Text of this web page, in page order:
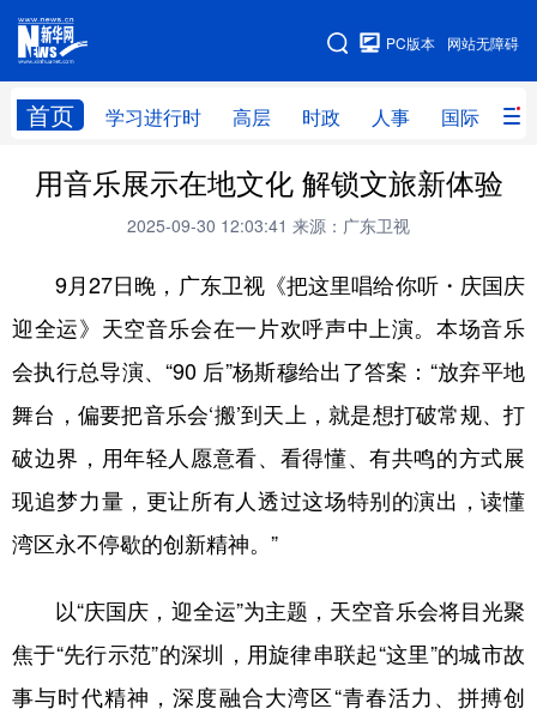
网站无障碍
PC版本
首页 学习进行时 高层 时政 人事 国际 财
网站地图
学习进行时 高层 时政 人事
财经 网评
台湾 思客智库 全球连线 教育
科技 科创 量子 体育
文化 书画 健康 军事
访谈 视频 图片 政务
食品 人居
彩票 娱乐 时尚 悦读
用音乐展示在地文化 解锁文旅新体验
2025-09-30 12:03:41 来源：广东卫视
9月27日晚，广东卫视《把这里唱给你听・庆国庆
迎全运》天空音乐会在一片欢呼声中上演。本场音乐
会执行总导演、“90 后”杨斯穆给出了答案：“放弃平地
舞台，偏要把音乐会‘搬’到天上，就是想打破常规、打
破边界，用年轻人愿意看、看得懂、有共鸣的方式展
现追梦力量，更让所有人透过这场特别的演出，读懂
湾区永不停歇的创新精神。”
以“庆国庆，迎全运”为主题，天空音乐会将目光聚
焦于“先行示范”的深圳，用旋律串联起“这里”的城市故
事与时代精神，深度融合大湾区“青春活力、拼搏创